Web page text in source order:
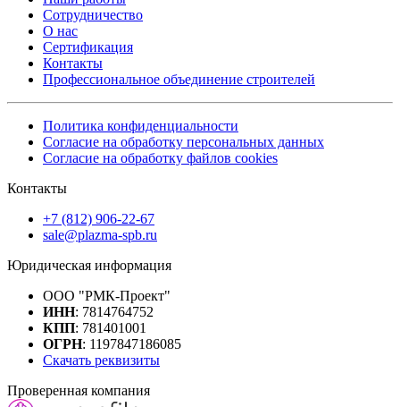
Сотрудничество
О нас
Сертификация
Контакты
Профессиональное объединение строителей
Политика конфиденциальности
Согласие на обработку персональных данных
Согласие на обработку файлов cookies
Контакты
+7 (812) 906-22-67
sale@plazma-spb.ru
Юридическая информация
ООО "РМК-Проект"
ИНН: 7814764752
КПП: 781401001
ОГРН: 1197847186085
Скачать реквизиты
Проверенная компания